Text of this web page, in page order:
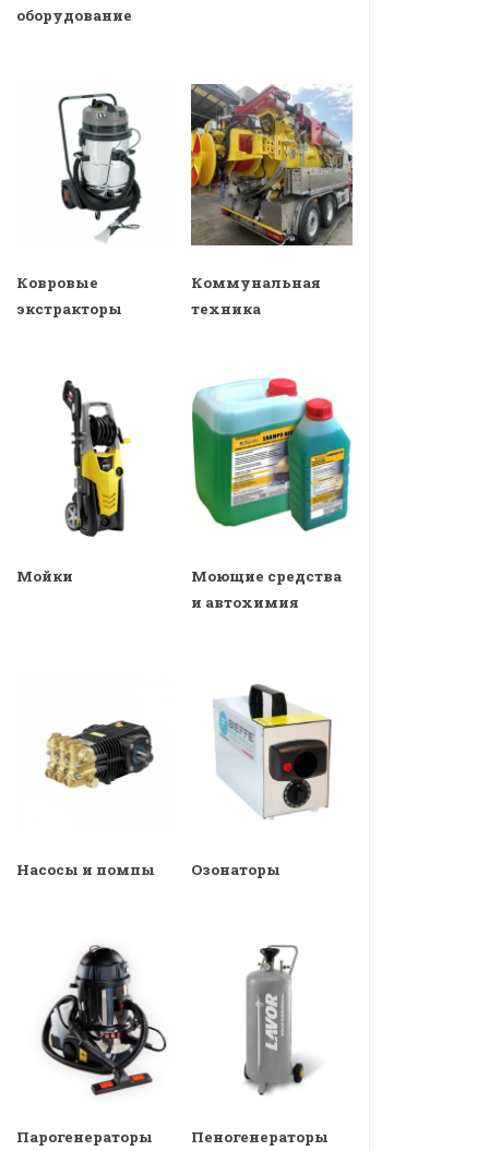
оборудование
Ковровые
экстракторы
Коммунальная
техника
Мойки
Моющие средства
и автохимия
Насосы и помпы Озонаторы
Парогенераторы Пеногенераторы